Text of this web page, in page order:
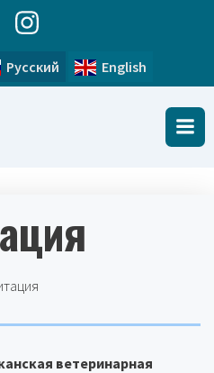
Русский English
ветеринарная